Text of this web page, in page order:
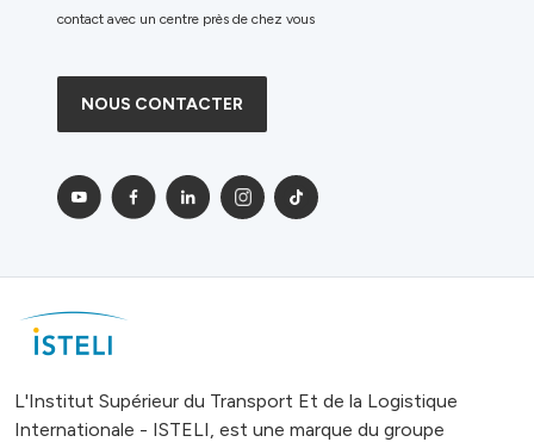
contact avec un centre près de chez vous
NOUS CONTACTER
L'Institut Supérieur du Transport Et de la Logistique
Internationale - ISTELI, est une marque du groupe